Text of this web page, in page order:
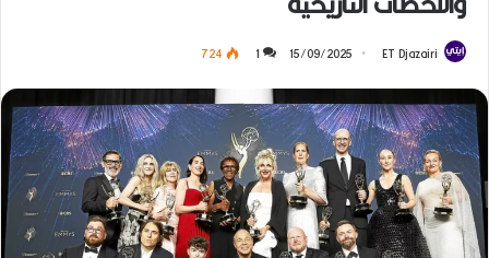
ET Djazairi
15/09/2025
1
724